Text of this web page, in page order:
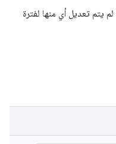
يتم تعديل أي منها لفترة